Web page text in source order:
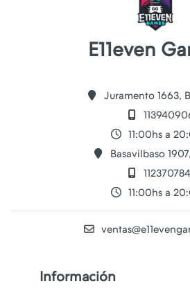
E11even
Juramento 1663,
11:00hs a
Basavilbaso
11:00hs a
Información